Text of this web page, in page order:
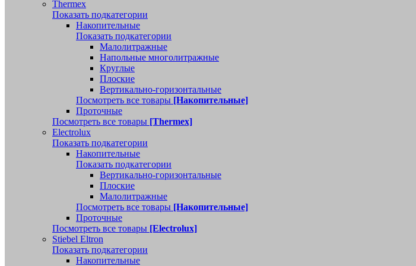
Thermex
Показать подкатегории
Накопительные
Показать подкатегории
Малолитражные
Напольные многолитражные
Круглые
Плоские
Вертикально-горизонтальные
Посмотреть все товары [Накопительные]
Проточные
Посмотреть все товары [Thermex]
Electrolux
Показать подкатегории
Накопительные
Показать подкатегории
Вертикально-горизонтальные
Плоские
Малолитражные
Посмотреть все товары [Накопительные]
Проточные
Посмотреть все товары [Electrolux]
Stiebel Eltron
Показать подкатегории
Накопительные